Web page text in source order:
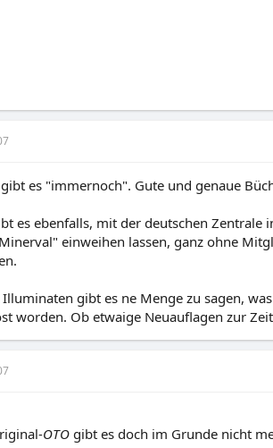
es "immernoch". Gute und genaue
es ebenfalls, mit der deutschen
einweihen lassen, ganz ohne
Illuminaten gibt es ne Menge zu sagen,
worden. Ob etwaige Neuauflagen zur
OTO gibt es doch im Grunde nicht